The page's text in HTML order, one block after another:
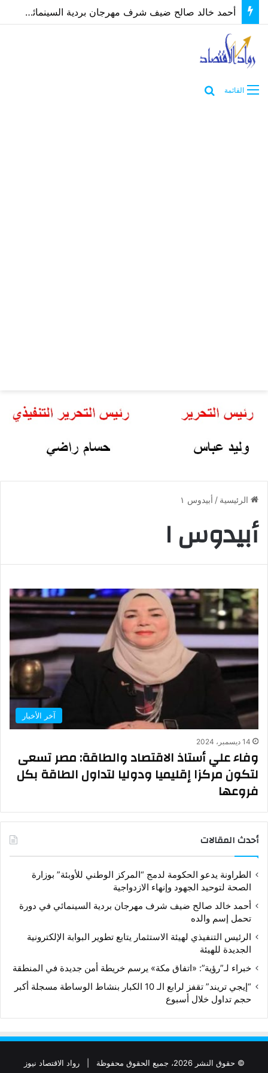
أحمد خالد صالح ضيف شرف مهرجان بردية السينمائي في دورة تحمل إسم والده
القائمة
الرئيسية / أبيدوس ١
أبيدوس ١
آخر الأخبار
14 ديسمبر، 2024
وفاء علي أستاذ الاقتصاد والطاقة: مصر تسعى
لتكون مركزا إقليميا ودوليا لتداول الطاقة بكل
فروعها
أحدث المقالات
الطراونة يدعو الحكومة لدمج “المركز الوطني للأوبئة” بوزارة
الصحة لتوحيد الجهود وإنهاء الازدواجية
أحمد خالد صالح ضيف شرف مهرجان بردية السينمائي في دورة
تحمل إسم والده
الرئيس التنفيذي لهيئة الاستثمار يتابع تطوير البوابة الإلكترونية
الجديدة للهيئة
خبراء لـ”رؤية”: «اتفاق مكة» يرسم خريطة أمن جديدة في المنطقة
“إيجي تريند” تقفز لرابع الـ 10 الكبار بنشاط الوساطة مسجلة أكبر
حجم تداول خلال أسبوع
© حقوق النشر 2026، جميع الحقوق محفوظة | رواد الاقتصاد نيوز